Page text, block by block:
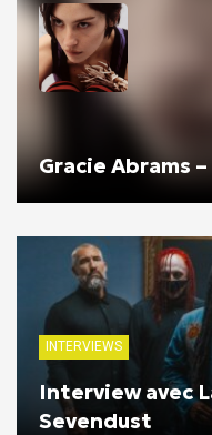
Gracie Abrams
INTERVIEWS
Interview avec
Sevendust